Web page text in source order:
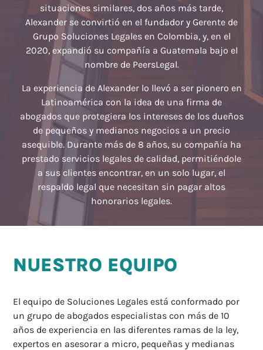
situaciones similares, dos años más tarde,
Alexander se convirtió en el fundador y Gerente de
Grupo Soluciones Legales en Colombia, y, en el
2020, expandió su compañía a Guatemala bajo el
nombre de PeersLegal.
La experiencia de Alexander lo llevó a ser pionero en
Latinoamérica con la idea de una firma de
abogados que protegiera los intereses de los dueños
de pequeños y medianos negocios a un precio
asequible. Durante más de 8 años, su compañía ha
prestado servicios legales de calidad, permitiéndole
a sus clientes encontrar, en un solo lugar, el
respaldo legal que necesitan sin pagar altos
honorarios legales.
NUESTRO EQUIPO
El equipo de Soluciones Legales está conformado por
un grupo de abogados especialistas con más de 10
años de experiencia en las diferentes ramas de la ley,
expertos en asesorar a micro, pequeñas y medianas